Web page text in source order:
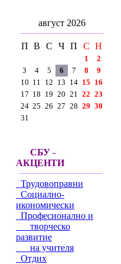
август 2026
П В С Ч П С Н
1
2
3
4 5 6 7 8
9
10 11 12 13 14 15 16
17 18 19 20 21 22 23
24 25 26 27 28 29 30
31
СБУ -
АКЦЕНТИ
Трудовоправни
Социално-
икономически
Професионално и
творческо
развитие
на учителя
Отдих